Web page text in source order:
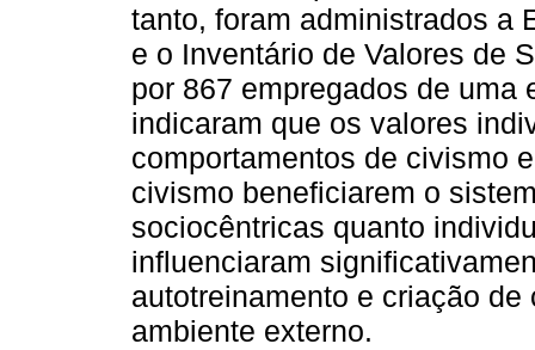
tanto, foram administrados a
e o Inventário de Valores de
por 867 empregados de uma
indicaram que os valores
comportamentos de civismo
civismo beneficiarem o
sociocêntricas quanto
influenciaram
autotreinamento e criação
ambiente externo.